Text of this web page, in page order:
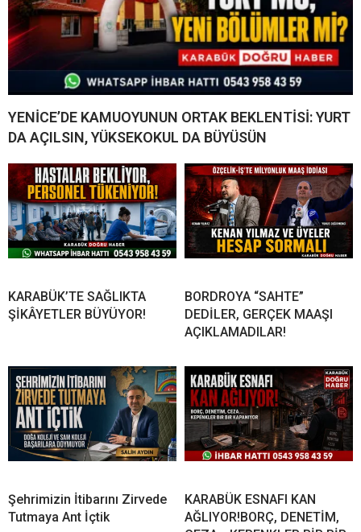
YENİCE’DE KAMUOYUNUN ORTAK BEKLENTİSİ: YURT
DA AÇILSIN, YÜKSEKOKUL DA BÜYÜSÜN
KARABÜK’TE SAĞLIKTA
ŞİKÂYETLER BÜYÜYOR!
BORDROYA “SAHTE”
DEDİLER, GERÇEK MAAŞI
AÇIKLAMADILAR!
Şehrimizin İtibarını Zirvede
Tutmaya Ant İçtik
KARABÜK ESNAFI KAN
AĞLIYOR!BORÇ, DENETİM,